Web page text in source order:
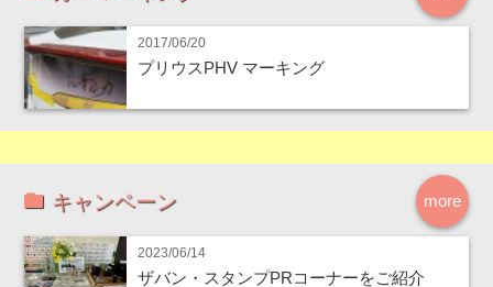
2017/06/20
プリウスPHV マーキング
more
キャンペーン
2023/06/14
ザバン・スタンプPRコーナーをご紹介